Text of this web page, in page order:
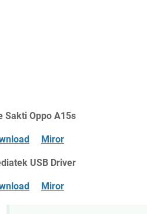
Sakti Oppo A15s
Miror
USB Driver
Miror